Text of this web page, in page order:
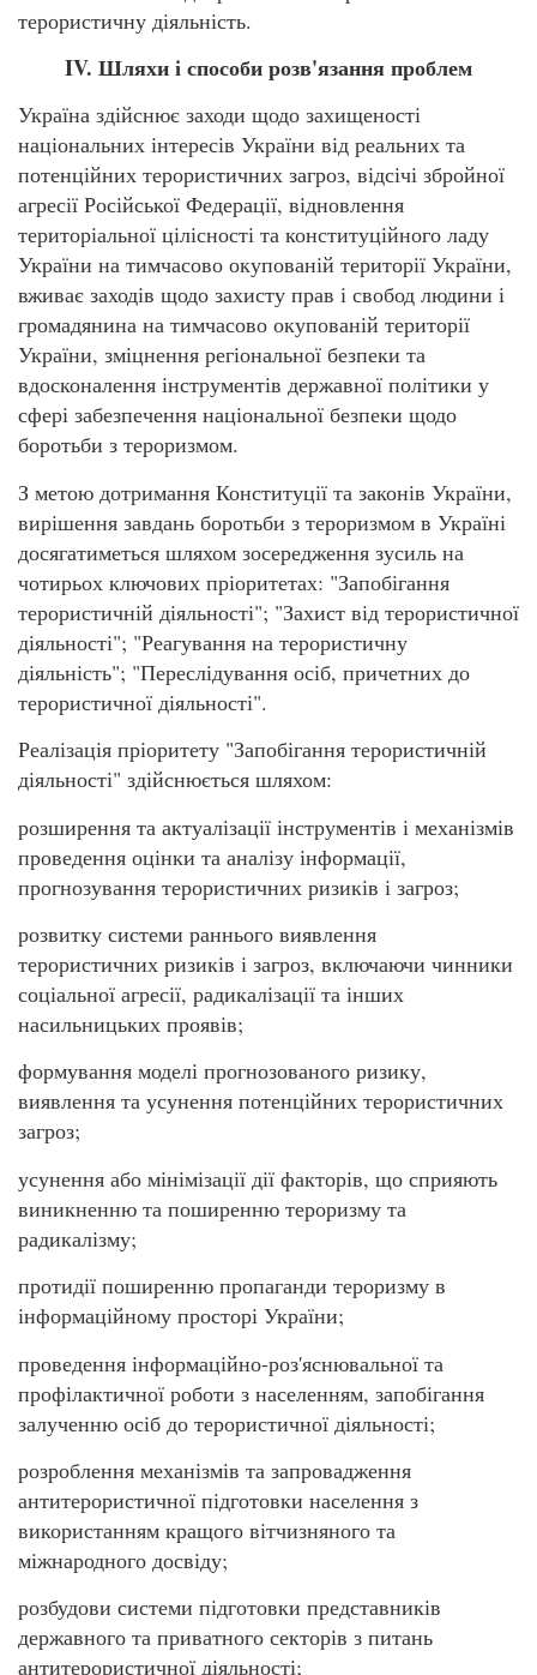
терористичну діяльність.
IV. Шляхи і способи розв'язання проблем
Україна здійснює заходи щодо захищеності
національних інтересів України від реальних та
потенційних терористичних загроз, відсічі збройної
агресії Російської Федерації, відновлення
територіальної цілісності та конституційного ладу
України на тимчасово окупованій території України,
вживає заходів щодо захисту прав і свобод людини і
громадянина на тимчасово окупованій території
України, зміцнення регіональної безпеки та
вдосконалення інструментів державної політики у
сфері забезпечення національної безпеки щодо
боротьби з тероризмом.
З метою дотримання Конституції та законів України,
вирішення завдань боротьби з тероризмом в Україні
досягатиметься шляхом зосередження зусиль на
чотирьох ключових пріоритетах: "Запобігання
терористичній діяльності"; "Захист від терористичної
діяльності"; "Реагування на терористичну
діяльність"; "Переслідування осіб, причетних до
терористичної діяльності".
Реалізація пріоритету "Запобігання терористичній
діяльності" здійснюється шляхом:
розширення та актуалізації інструментів і механізмів
проведення оцінки та аналізу інформації,
прогнозування терористичних ризиків і загроз;
розвитку системи раннього виявлення
терористичних ризиків і загроз, включаючи чинники
соціальної агресії, радикалізації та інших
насильницьких проявів;
формування моделі прогнозованого ризику,
виявлення та усунення потенційних терористичних
загроз;
усунення або мінімізації дії факторів, що сприяють
виникненню та поширенню тероризму та
радикалізму;
протидії поширенню пропаганди тероризму в
інформаційному просторі України;
проведення інформаційно-роз'яснювальної та
профілактичної роботи з населенням, запобігання
залученню осіб до терористичної діяльності;
розроблення механізмів та запровадження
антитерористичної підготовки населення з
використанням кращого вітчизняного та
міжнародного досвіду;
розбудови системи підготовки представників
державного та приватного секторів з питань
антитерористичної діяльності;